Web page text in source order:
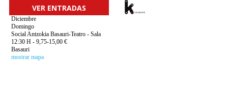
VER ENTRADAS
Diciembre
Domingo
Social Antzokia Basauri-Teatro - Sala
12:30 H - 9,75-15,00 €
Basauri
mostrar mapa